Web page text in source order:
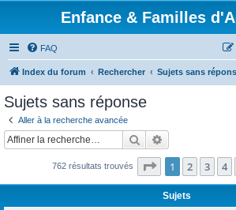
Enfance & Familles
FAQ
Index du forum Rechercher Sujets sans
Sujets sans réponse
Aller à la recherche avancée
Rechercher
762 résultats trouvés Page 1sur31
1 2 3 4
Sujets